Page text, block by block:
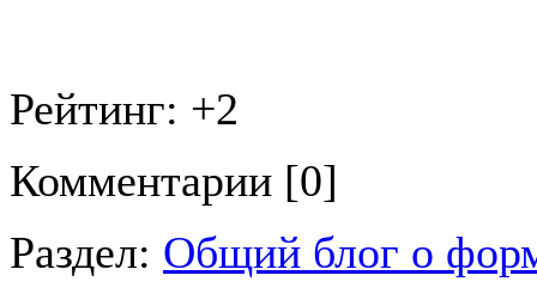
Рейтинг: +2
Комментарии [0]
Раздел: Общий блог о